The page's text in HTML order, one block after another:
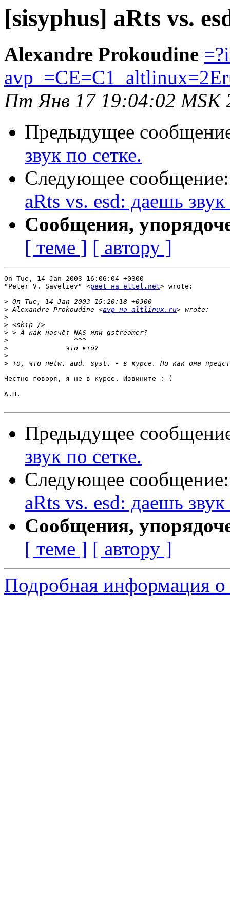
[sisyphus] aRts vs.
Alexandre Prokoudine
Пт Янв 17 19:04:02 MSK
Предыдущее
звук по сетке.
Следующее
aRts vs. esd: даешь звук
Сообщения,
[ теме ] [ автору ]
On Tue, 14 Jan 2003 16:06:04 +0300
"Peter V. Saveliev" <peet на eltel.net> wrote:
>
> Alexandre Prokoudine <avp на altlinux.ru
>
>
>
>
>
>
>
Честно говоря, я не в курсе. Извините :-(
А.П.
Предыдущее
звук по сетке.
Следующее
aRts vs. esd: даешь звук
Сообщения,
[ теме ] [ автору ]
Подробная информация о